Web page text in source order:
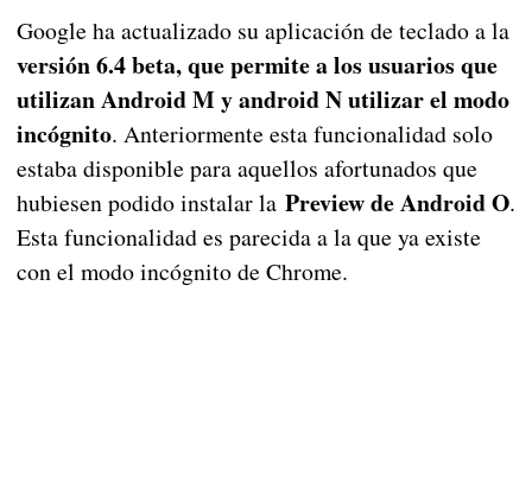
Google ha actualizado su aplicación de teclado a la
versión 6.4 beta, que permite a los usuarios que
utilizan Android M y android N utilizar el modo
incógnito. Anteriormente esta funcionalidad solo
estaba disponible para aquellos afortunados que
hubiesen podido instalar laPreview de Android O.
Esta funcionalidad es parecida a la que ya existe
con el modo incógnito de Chrome.